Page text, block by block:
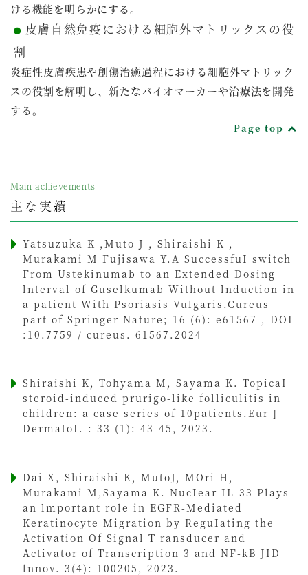
ける機能を明らかにする。
皮膚自然免疫における細胞外マトリックスの役
割
炎症性皮膚疾患や創傷治癒過程における細胞外マトリック
スの役割を解明し、新たなバイオマーカーや治療法を開発
する。
Page top
Main achievements
主な実績
Yatsuzuka K ,Muto J , Shiraishi K ,
Murakami M Fujisawa Y.A SuccessfuI switch
From Ustekinumab to an Extended Dosing
lnterval of Guselkumab Without lnduction in
a patient With Psoriasis Vulgaris.Cureus
part of Springer Nature; 16 (6): e61567 , DOI
:10.7759 / cureus. 61567.2024
Shiraishi K, Tohyama M, Sayama K. TopicaI
steroid-induced prurigo-like folliculitis in
children: a case series of 10patients.Eur ]
DermatoI. : 33 (1): 43-45, 2023.
Dai X, Shiraishi K, MutoJ, MOri H,
Murakami M,Sayama K. NucIear IL-33 Plays
an lmportant role in EGFR-Mediated
Keratinocyte Migration by ReguIating the
Activation Of Signal T ransducer and
Activator of Transcription 3 and NF-kB JID
lnnov. 3(4): 100205, 2023.